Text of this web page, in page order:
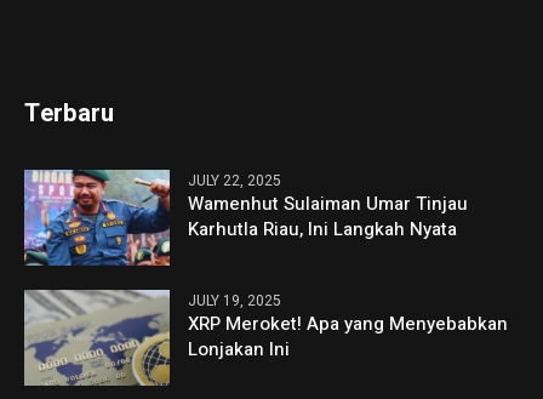
Terbaru
JULY 22, 2025
Wamenhut Sulaiman Umar Tinjau
Karhutla Riau, Ini Langkah Nyata
JULY 19, 2025
XRP Meroket! Apa yang Menyebabkan
Lonjakan Ini